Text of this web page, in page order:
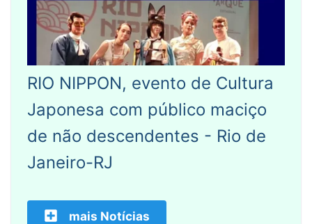
RIO NIPPON, evento de Cultura
Japonesa com público maciço
de não descendentes - Rio de
Janeiro-RJ
mais Notícias